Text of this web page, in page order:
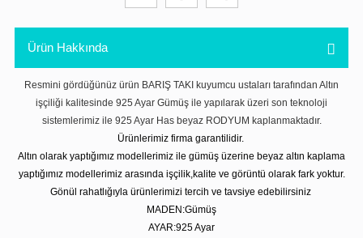
Ürün Hakkında
Resmini gördüğünüz ürün BARIŞ TAKI kuyumcu ustaları tarafından Altın
işçiliği kalitesinde 925 Ayar Gümüş ile yapılarak üzeri son teknoloji
sistemlerimiz ile 925 Ayar Has beyaz RODYUM kaplanmaktadır.
Ürünlerimiz firma garantilidir.
Altın olarak yaptığımız modellerimiz ile gümüş üzerine beyaz altın kaplama
yaptığımız modellerimiz arasında işçilik,kalite ve görüntü olarak fark yoktur.
Gönül rahatlığıyla ürünlerimizi tercih ve tavsiye edebilirsiniz
MADEN:Gümüş
AYAR:925 Ayar